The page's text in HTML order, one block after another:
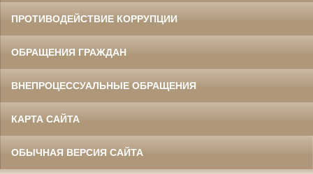
ПРОТИВОДЕЙСТВИЕ КОРРУПЦИИ
ОБРАЩЕНИЯ ГРАЖДАН
ВНЕПРОЦЕССУАЛЬНЫЕ ОБРАЩЕНИЯ
КАРТА САЙТА
ОБЫЧНАЯ ВЕРСИЯ САЙТА